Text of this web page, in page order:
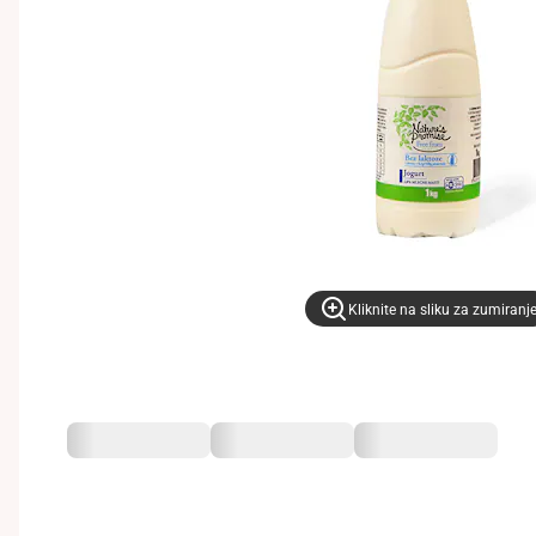
Kliknite na sliku za zumiranje